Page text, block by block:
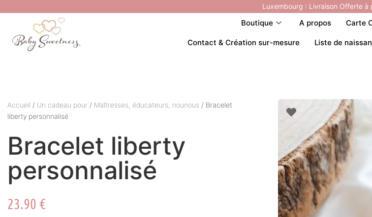
Luxembourg : Livraison Offerte à
Boutique A propos Carte
Contact & Création sur-mesure Liste de
Accueil / Un cadeau pour / Maîtresses, éducateurs, nounous / Bracelet
liberty personnalisé
Bracelet liberty
personnalisé
23.90 €